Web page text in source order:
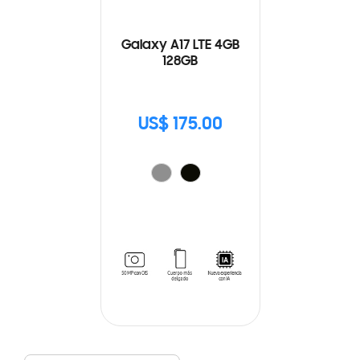
Galaxy A17 LTE 4GB
128GB
US$ 175.00